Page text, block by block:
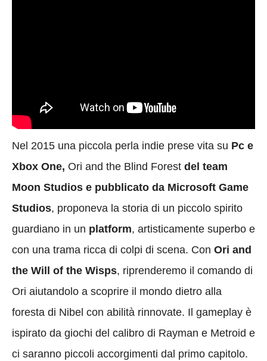
Nel 2015 una piccola perla indie prese vita su Pc e
Xbox One, Ori and the Blind Forest del team
Moon Studios e pubblicato da Microsoft Game
Studios, proponeva la storia di un piccolo spirito
guardiano in un platform, artisticamente superbo e
con una trama ricca di colpi di scena. Con Ori and
the Will of the Wisps, riprenderemo il comando di
Ori aiutandolo a scoprire il mondo dietro alla
foresta di Nibel con abilità rinnovate. Il gameplay è
ispirato da giochi del calibro di Rayman e Metroid e
ci saranno piccoli accorgimenti dal primo capitolo.